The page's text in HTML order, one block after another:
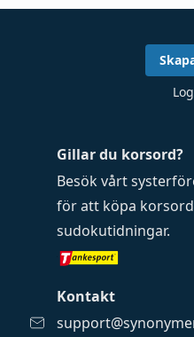
Gillar du korsord?
Besök vårt
för att köpa
sudokutidningar.
Kontakt